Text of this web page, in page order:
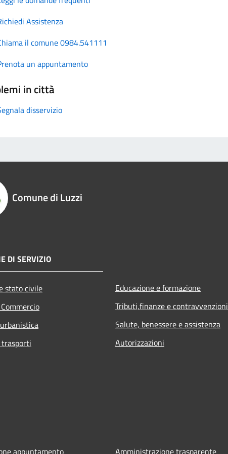
Assistenza
il comune 0984.541111
un appuntamento
in città
disservizio
Comune di Luzzi
DI SERVIZIO
stato civile
Educazione e formazione
Tributi,finanze e contravvenzioni
Salute, benessere e assistenza
Autorizzazioni
appuntamento Amministrazione trasparente